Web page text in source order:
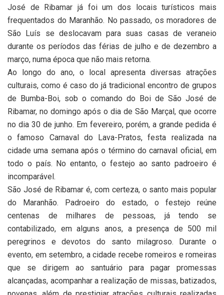
José de Ribamar já foi um dos locais turísticos mais
frequentados do Maranhão. No passado, os moradores de
São Luís se deslocavam para suas casas de veraneio
durante os períodos das férias de julho e de dezembro a
março, numa época que não mais retorna.
Ao longo do ano, o local apresenta diversas atrações
culturais, como é caso do já tradicional encontro de grupos
de Bumba-Boi, sob o comando do Boi de São José de
Ribamar, no domingo após o dia de São Marçal, que ocorre
no dia 30 de junho. Em fevereiro, porém, a grande pedida é
o famoso Carnaval do Lava-Pratos, festa realizada na
cidade uma semana após o término do carnaval oficial, em
todo o país. No entanto, o festejo ao santo padroeiro é
incomparável.
São José de Ribamar é, com certeza, o santo mais popular
do Maranhão. Padroeiro do estado, o festejo reúne
centenas de milhares de pessoas, já tendo se
contabilizado, em alguns anos, a presença de 500 mil
peregrinos e devotos do santo milagroso. Durante o
evento, em setembro, a cidade recebe romeiros e romeiras
que se dirigem ao santuário para pagar promessas
alcançadas, acompanhar a realização de missas, batizados,